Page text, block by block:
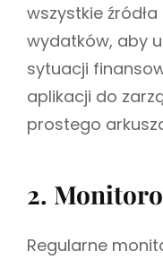
wszystkie
wydatków, aby
sytuacji
aplikacji do
prostego
2.
Regularne